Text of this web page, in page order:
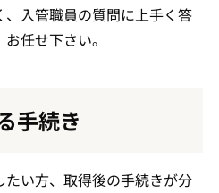
入管職員の質問に上手く答
任せ下さい。
手続き
い方、取得後の手続きが分